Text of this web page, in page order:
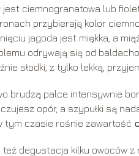
jest ciemnogranatowa lub
przybierają kolor
jagoda jest miękka, a
odrywają się od
słodki, z tylko lekką,
brudzą palce intensywnie
opór, a szypułki są
tym czasie rośnie zawartość
degustacja kilku owoców